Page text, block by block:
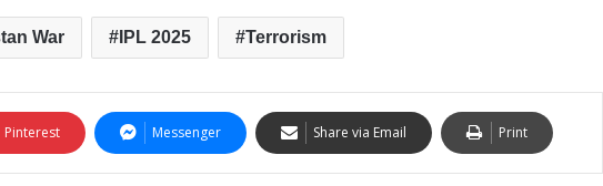
War IPL 2025 Terrorism
Pinterest Messenger Share via Email Print